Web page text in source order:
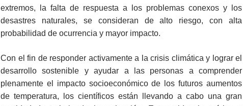
extremos, la falta de respuesta a los problemas conexos y los
desastres naturales, se consideran de alto riesgo, con alta
probabilidad de ocurrencia y mayor impacto.
Con el fin de responder activamente a la crisis climática y lograr el
desarrollo sostenible y ayudar a las personas a comprender
plenamente el impacto socioeconómico de los futuros aumentos
de temperatura, los científicos están llevando a cabo una gran